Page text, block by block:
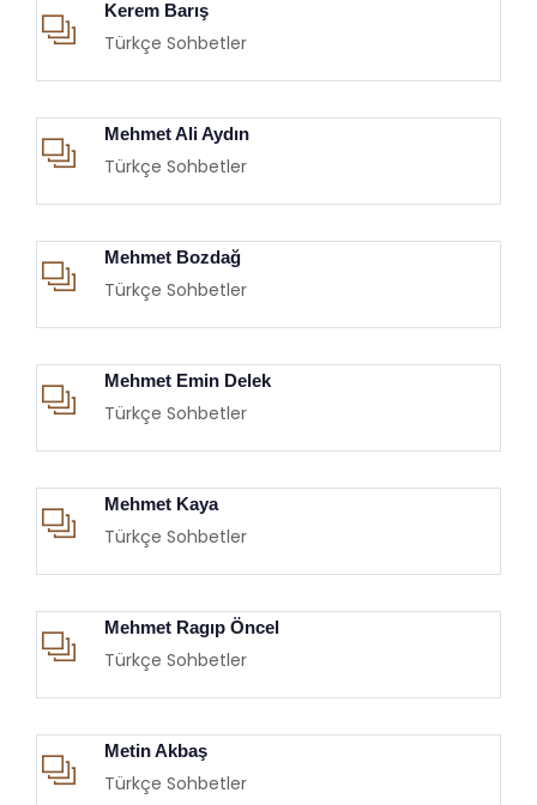
Kerem Barış
Türkçe Sohbetler
Mehmet Ali Aydın
Türkçe Sohbetler
Mehmet Bozdağ
Türkçe Sohbetler
Mehmet Emin Delek
Türkçe Sohbetler
Mehmet Kaya
Türkçe Sohbetler
Mehmet Ragıp Öncel
Türkçe Sohbetler
Metin Akbaş
Türkçe Sohbetler